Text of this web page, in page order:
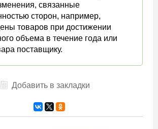
связанные
сторон, например,
товаров при достижении
объема в течение года или
поставщику.
Добавить в закладки